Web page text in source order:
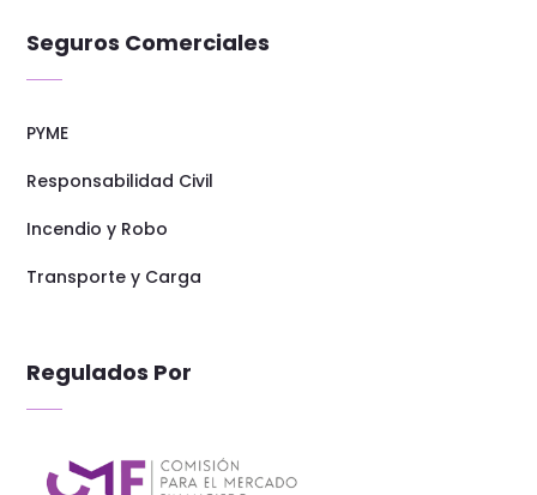
Seguros Comerciales
PYME
Responsabilidad Civil
Incendio y Robo
Transporte y Carga
Regulados Por